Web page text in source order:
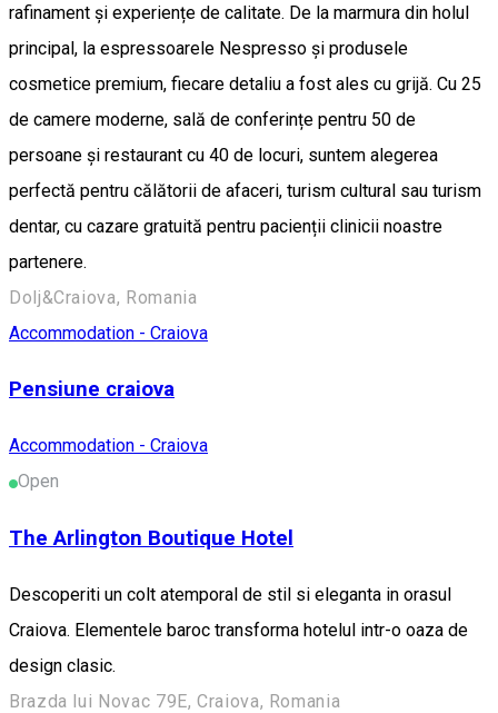
rafinament și experiențe de calitate. De la marmura din holul
principal, la espressoarele Nespresso și produsele
cosmetice premium, fiecare detaliu a fost ales cu grijă. Cu 25
de camere moderne, sală de conferințe pentru 50 de
persoane și restaurant cu 40 de locuri, suntem alegerea
perfectă pentru călătorii de afaceri, turism cultural sau turism
dentar, cu cazare gratuită pentru pacienții clinicii noastre
partenere.
Dolj&Craiova, Romania
Accommodation - Craiova
Pensiune craiova
Accommodation - Craiova
Open
The Arlington Boutique Hotel
Descoperiti un colt atemporal de stil si eleganta in orasul
Craiova. Elementele baroc transforma hotelul intr-o oaza de
design clasic.
Brazda lui Novac 79E, Craiova, Romania